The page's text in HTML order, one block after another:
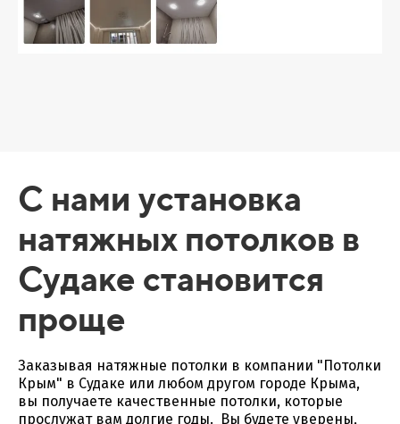
С нами установка
натяжных потолков в
Судаке становится
проще
Заказывая натяжные потолки в компании "Потолки
Крым" в Судаке или любом другом городе Крыма,
вы получаете качественные потолки, которые
прослужат вам долгие годы. Вы будете уверены,